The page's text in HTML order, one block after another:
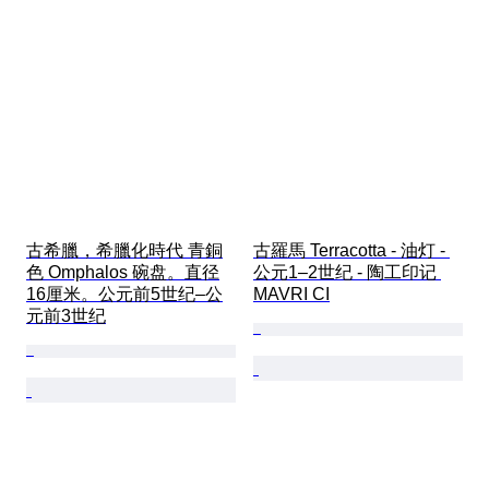
古希臘，希臘化時代 青銅
色 Omphalos 碗盘。直径
16厘米。公元前5世纪–公
元前3世纪
古羅馬 Terracotta - 油灯 -
公元1–2世纪 - 陶工印记
MAVRI CI